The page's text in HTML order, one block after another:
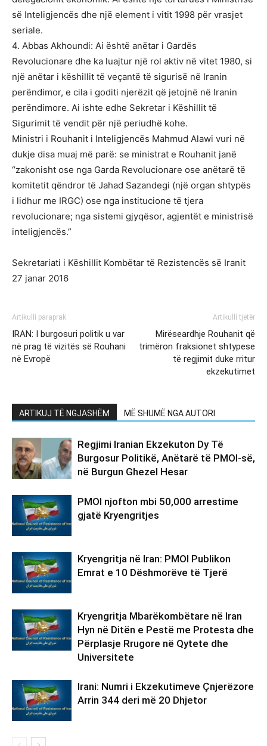
së Inteligjencës dhe një element i vitit 1998 për vrasjet
seriale.
4. Abbas Akhoundi: Ai është anëtar i Gardës
Revolucionare dhe ka luajtur një rol aktiv në vitet 1980, si
një anëtar i këshillit të veçantë të sigurisë në Iranin
perëndimor, e cila i goditi njerëzit që jetojnë në Iranin
perëndimore. Ai ishte edhe Sekretar i Këshillit të
Sigurimit të vendit për një periudhë kohe.
Ministri i Rouhanit i Inteligjencës Mahmud Alawi vuri në
dukje disa muaj më parë: se ministrat e Rouhanit janë
“zakonisht ose nga Garda Revolucionare ose anëtarë të
komitetit qëndror të Jahad Sazandegi (një organ shtypës
i lidhur me IRGC) ose nga institucione të tjera
revolucionare; nga sistemi gjyqësor, agjentët e ministrisë
inteligjencës.”
Sekretariati i Këshillit Kombëtar të Rezistencës së Iranit
27 janar 2016
Artikulli paraprak
IRAN: I burgosuri politik u var
në prag të vizitës së Rouhani
në Evropë
Artikulli tjetër
Mirëseardhje Rouhanit që
trimëron fraksionet shtypese
të regjimit duke rritur
ekzekutimet
ARTIKUJ TË NGJASHËM MË SHUMË NGA AUTORI
Regjimi Iranian Ekzekuton Dy Të
Burgosur Politikë, Anëtarë të PMOI-së,
në Burgun Ghezel Hesar
PMOI njofton mbi 50,000 arrestime
gjatë Kryengritjes
Kryengritja në Iran: PMOI Publikon
Emrat e 10 Dëshmorëve të Tjerë
Kryengritja Mbarëkombëtare në Iran
Hyn në Ditën e Pestë me Protesta dhe
Përplasje Rrugore në Qytete dhe
Universitete
Irani: Numri i Ekzekutimeve Çnjerëzore
Arrin 344 deri më 20 Dhjetor